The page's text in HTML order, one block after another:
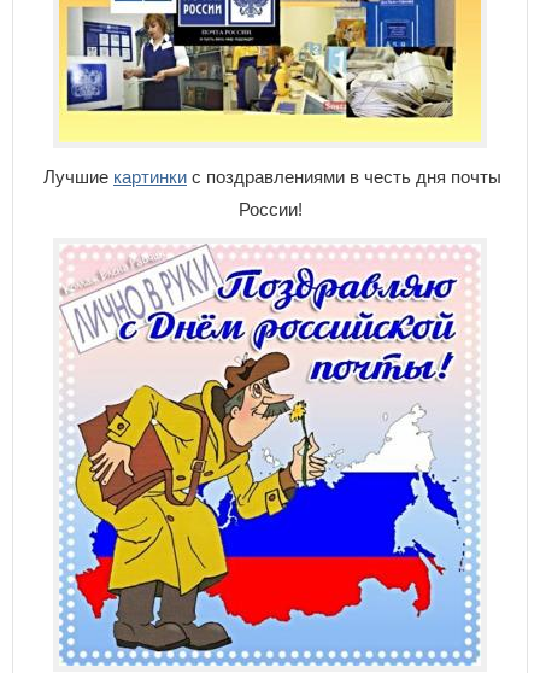
Лучшие картинки с поздравлениями в честь дня почты
России!